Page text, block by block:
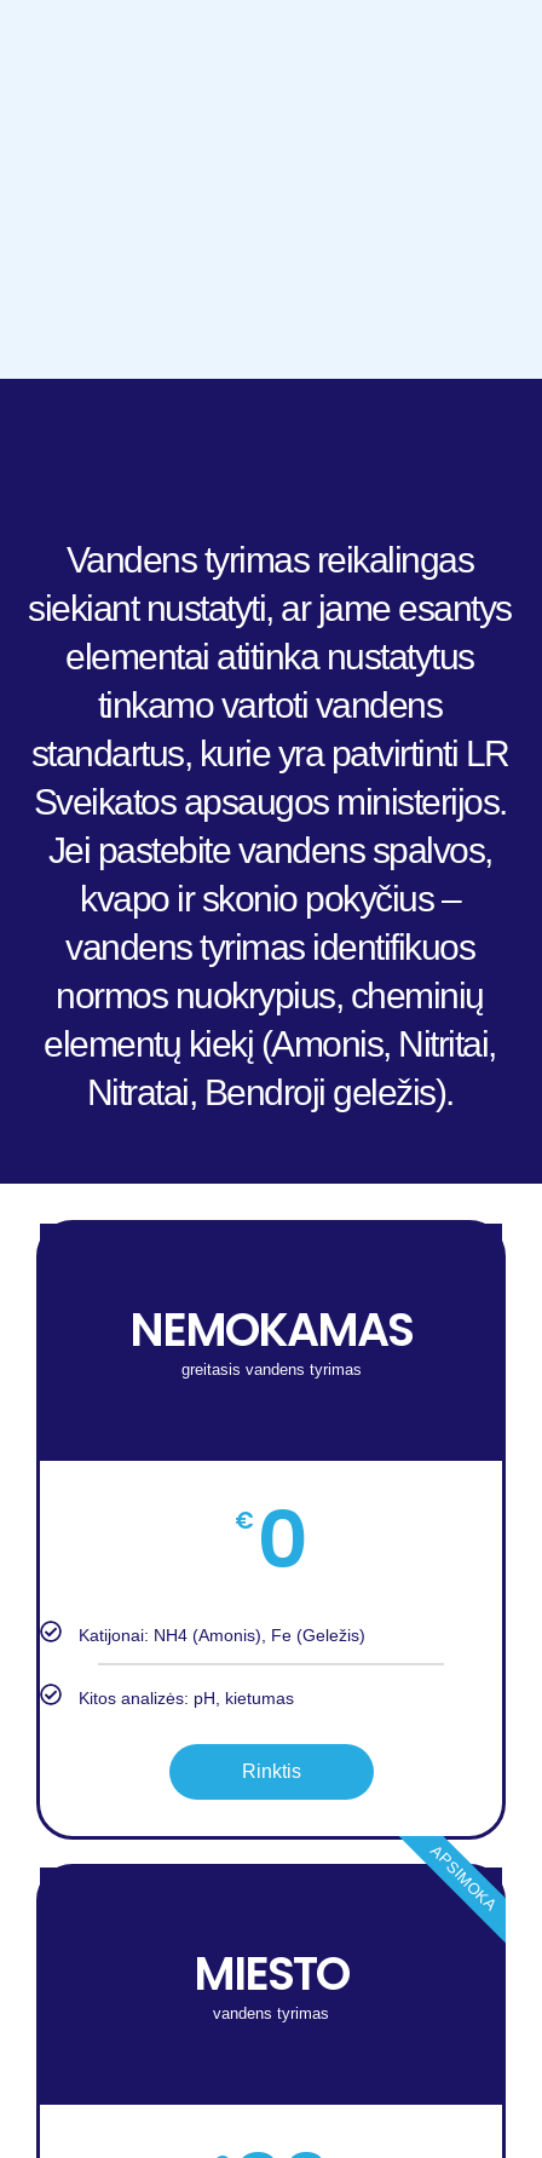
Vandens tyrimas reikalingas
siekiant nustatyti, ar jame esantys
elementai atitinka nustatytus
tinkamo vartoti vandens
standartus, kurie yra patvirtinti LR
Sveikatos apsaugos ministerijos.
Jei pastebite vandens spalvos,
kvapo ir skonio pokyčius –
vandens tyrimas identifikuos
normos nuokrypius, cheminių
elementų kiekį (Amonis, Nitritai,
Nitratai, Bendroji geležis).
NEMOKAMAS
greitasis vandens tyrimas
€ 0
Katijonai: NH4 (Amonis), Fe (Geležis)
Kitos analizės: pH, kietumas
Rinktis
APSIMOKA
MIESTO
vandens tyrimas